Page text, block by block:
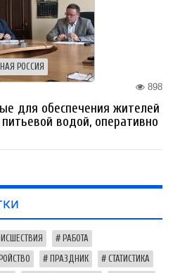
РОССИЯ
898
для обеспечения жителей
водой, оперативно
РАБОТА
ПРАЗДНИК СТАТИСТИКА